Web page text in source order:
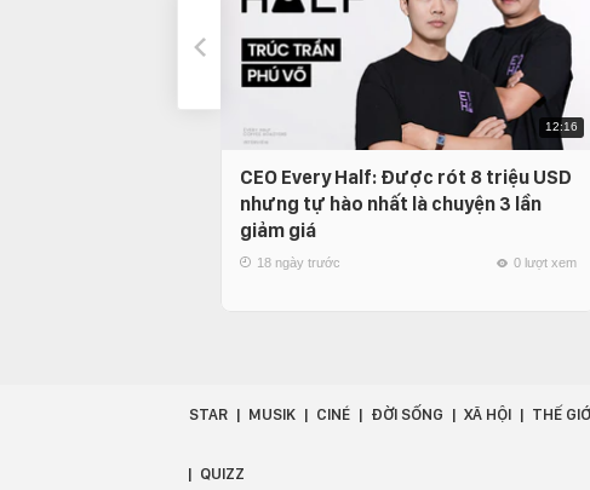
12:16
CEO Every Half: Được rót 8 triệu USD
nhưng tự hào nhất là chuyện 3 lần
giảm giá
18 ngày trước 0 lượt xem
STAR MUSIK CINÉ ĐỜI SỐNG XÃ HỘI THẾ
QUIZZ